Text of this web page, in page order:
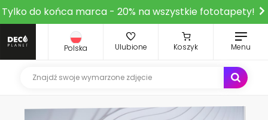
Tylko do końca marca - 20% na wszystkie fototapety!
Polska Ulubione Koszyk Menu